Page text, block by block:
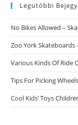
Legutóbbi
No Bikes Allowed –
Zoo York Skateboards
Various Kinds Of Ride
Tips For Picking
Cool Kids’ Toys